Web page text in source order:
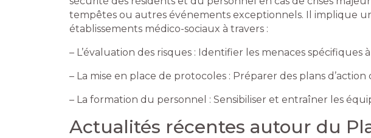
tempêtes ou autres événements exceptionnels. Il implique
établissements médico-sociaux à travers :
– L’évaluation des risques : Identifier les menaces spécifiques
– La mise en place de protocoles : Préparer des plans
– La formation du personnel : Sensibiliser et entraîner les
Actualités récentes autour du